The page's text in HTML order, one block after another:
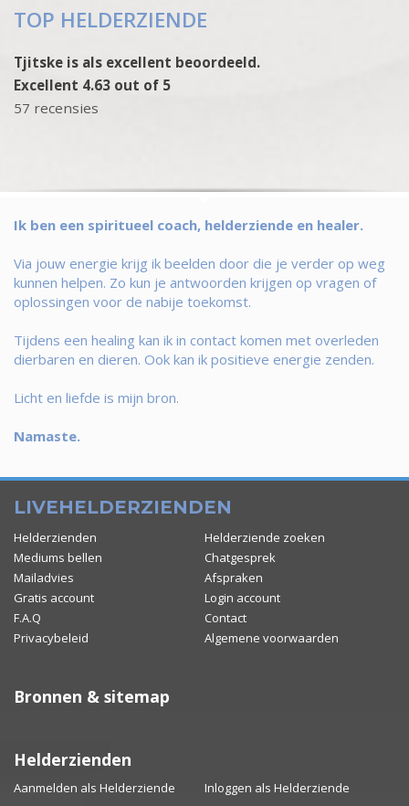
TOP HELDERZIENDE
Tjitske is als excellent beoordeeld.
Excellent 4.63 out of 5
57 recensies
Ik ben een spiritueel coach, helderziende en healer.
Via jouw energie krijg ik beelden door die je verder op weg
kunnen helpen. Zo kun je antwoorden krijgen op vragen of
oplossingen voor de nabije toekomst.
Tijdens een healing kan ik in contact komen met overleden
dierbaren en dieren. Ook kan ik positieve energie zenden.
Licht en liefde is mijn bron.
Namaste.
LIVEHELDERZIENDEN
Helderzienden
Helderziende zoeken
Mediums bellen
Chatgesprek
Mailadvies
Afspraken
Gratis account
Login account
F.A.Q
Contact
Privacybeleid
Algemene voorwaarden
Bronnen & sitemap
Helderzienden
Aanmelden als Helderziende Inloggen als Helderziende